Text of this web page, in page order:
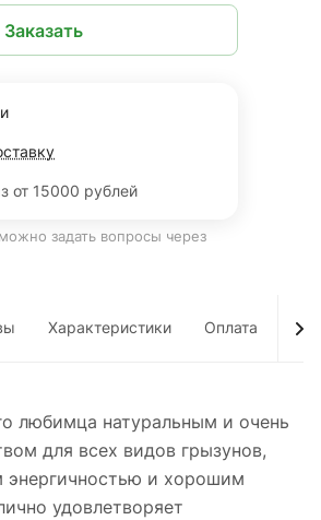
Заказать
от 15000 рублей
задать вопросы через
Характеристики Оплата
любимца натуральным и очень
для всех видов грызунов,
и хорошим
удовлетворяет